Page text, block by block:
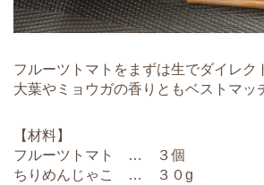
フルーツトマトをまずは生でダイレク
大葉やミョウガの香りともベストマッ
【材料】
フルーツトマト … ３個
ちりめんじゃこ … ３０g